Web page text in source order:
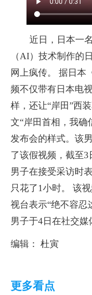
近日，日本一
（AI）技术制作的
网上疯传。 据日本
频不仅带有日本电
样，还让“岸田”西
文“岸田首相，我确
发布会的样式。该
了该假视频，截至
男子在接受采访时
只花了1小时。 该
视台表示“绝不容忍
男子于4日在社交媒
编辑： 杜寅